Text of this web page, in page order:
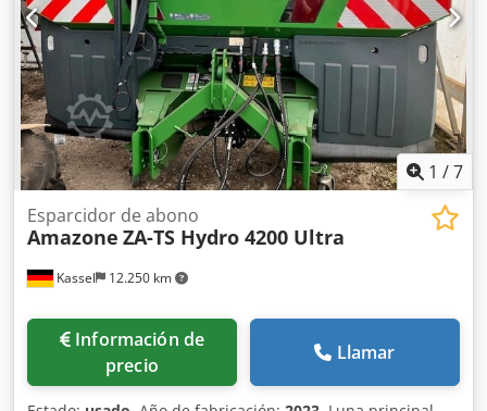
1 /7
Kassel 12.250 km
Esparcidor de abono
Amazone ZA-TS Hydro 4200 Ultra
Información de
precio
Llamar